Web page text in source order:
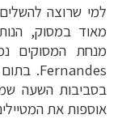
למי שרוצה
מאוד במסוק,
מנחת המסוקים
Fernandes. בתום
בסביבות השעה
אוספות את